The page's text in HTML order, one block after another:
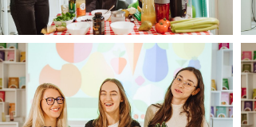
CORE TEAM Konferencja luty 2025
(38).jpg
376 KB